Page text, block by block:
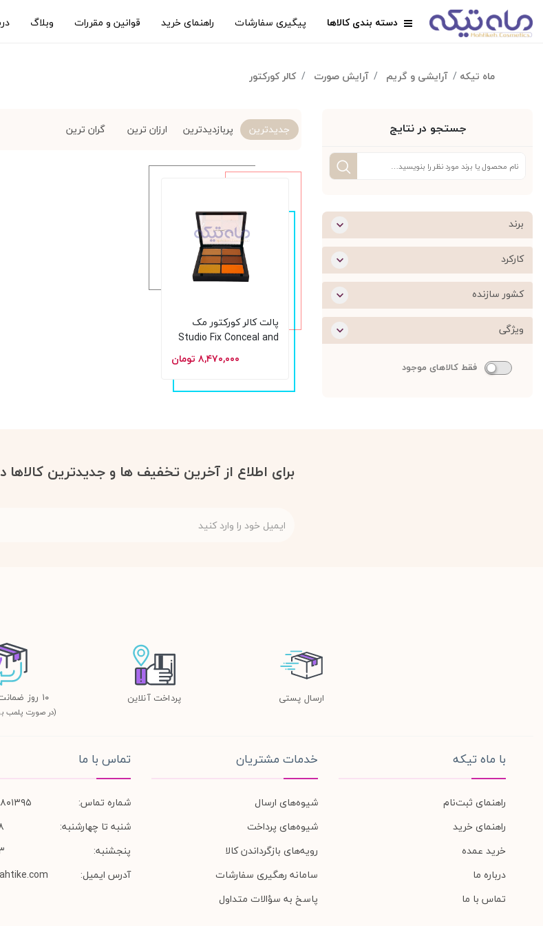
دسته بندی کالاها پیگیری سفارشات راهنمای خرید قوانین و مقررات وبلاگ
ماه تیکه آرایشی و گریم آرایش صورت کالر کورکتور
جستجو در نتایج
برند
کارکرد
کشور سازنده
ویژگی
فقط کالاهای موجود
جدیدترین پربازدیدترین ارزان ترین گران ترین
پالت کالر کورکتور مک
Studio Fix Conceal and
Correct Palette
۸,۴۷۰,۰۰۰ تومان
برای اطلاع از آخرین تخفیف ها و جدیدترین کالاها
ارسال پستی پرداخت آنلاین ١٠ روز ضمانت بازگشت
(در صورت پلمب
با ماه تیکه
راهنمای ثبت‌نام
راهنمای خرید
خرید عمده
درباره ما
تماس با ما
خدمات مشتریان
شیوه‌های ارسال
شیوه‌های پرداخت
رویه‌های بازگرداندن کالا
سامانه رهگیری سفارشات
پاسخ به سؤالات متداول
تماس با ما
شماره تماس:
۸۲۸۰۱۳۹۵
شنبه تا چهارشنبه:
۱۸
پنجشنبه:
۱۳
آدرس ایمیل: